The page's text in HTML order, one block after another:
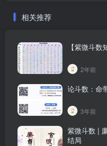
相关推荐
【紫微斗数
2年前
论斗数：命
3年前
紫微斗数 |
结局